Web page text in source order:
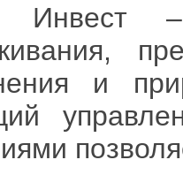
Инвест –
и